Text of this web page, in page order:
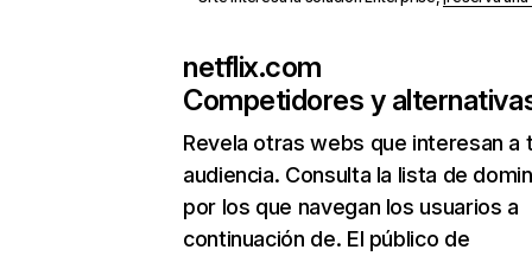
netflix.com
Competidores y
Revela otras webs que interesan a
audiencia. Consulta la lista de
por los que navegan los usuarios a
continuación de. El público de